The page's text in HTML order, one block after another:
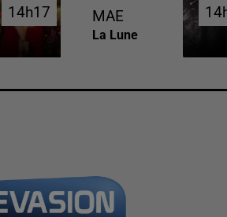
14h17
14h17
MAE
La Lune